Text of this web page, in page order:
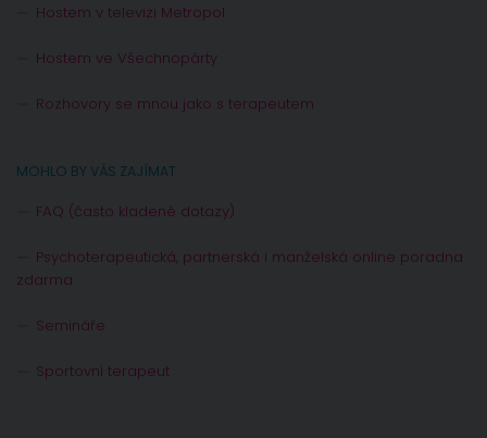
Hostem v televizi Metropol
Hostem ve Všechnopárty
Rozhovory se mnou jako s terapeutem
MOHLO BY VÁS ZAJÍMAT
FAQ (často kladené dotazy)
Psychoterapeutická, partnerská i manželská online poradna
zdarma
Semináře
Sportovní terapeut